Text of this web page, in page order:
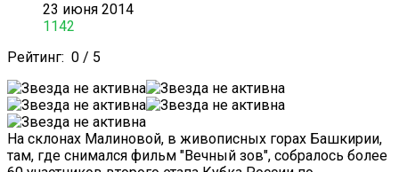
23 июня 2014
1142
Рейтинг: 0 / 5
На склонах Малиновой, в живописных горах Башкирии,
там, где снимался фильм "Вечный зов", собралось более